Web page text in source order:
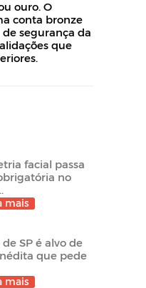
ouro. O
conta bronze
segurança da
que
facial passa
no
mais
SP é alvo de
que pede
mais